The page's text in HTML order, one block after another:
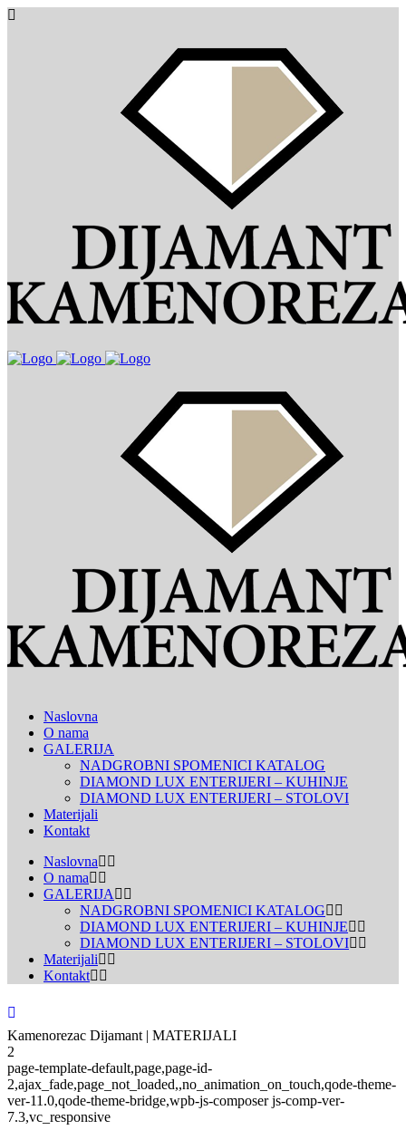
Naslovna
O nama
GALERIJA
NADGROBNI SPOMENICI KATALOG
DIAMOND LUX ENTERIJERI – KUHINJE
DIAMOND LUX ENTERIJERI – STOLOVI
Materijali
Kontakt
Naslovna
O nama
GALERIJA
NADGROBNI SPOMENICI KATALOG
DIAMOND LUX ENTERIJERI – KUHINJE
DIAMOND LUX ENTERIJERI – STOLOVI
Materijali
Kontakt
Kamenorezac Dijamant | MATERIJALI
2
page-template-default,page,page-id-
2,ajax_fade,page_not_loaded,,no_animation_on_touch,qode-theme-
ver-11.0,qode-theme-bridge,wpb-js-composer js-comp-ver-
7.3,vc_responsive